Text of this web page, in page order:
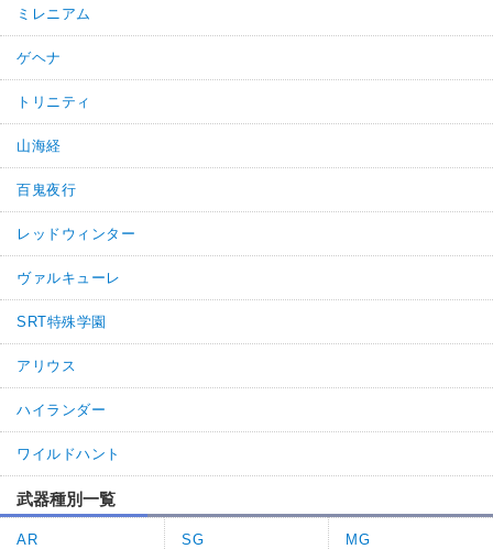
ミレニアム
ゲヘナ
トリニティ
山海経
百鬼夜行
レッドウィンター
ヴァルキューレ
SRT特殊学園
アリウス
ハイランダー
ワイルドハント
武器種別一覧
AR SG MG